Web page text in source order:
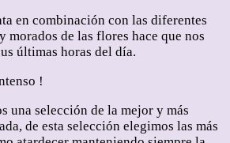
en combinación con las diferentes
morados de las flores hace que nos
últimas horas del día.
!
una selección de la mejor y más
de esta selección elegimos las más